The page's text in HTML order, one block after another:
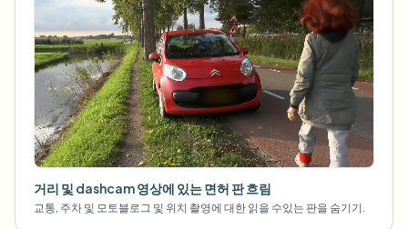
거리 및 dashcam 영상에 있는 면허 판 흐림
교통, 주차 및 모토블로그 및 위치 촬영에 대한 읽을 수있는 판을 숨기기.